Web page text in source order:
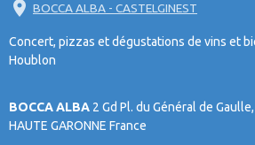
BOCCA ALBA - CASTELGINEST
Concert, pizzas et dégustations de vins et
Houblon
BOCCA ALBA 2 Gd Pl. du Général de
HAUTE GARONNE France